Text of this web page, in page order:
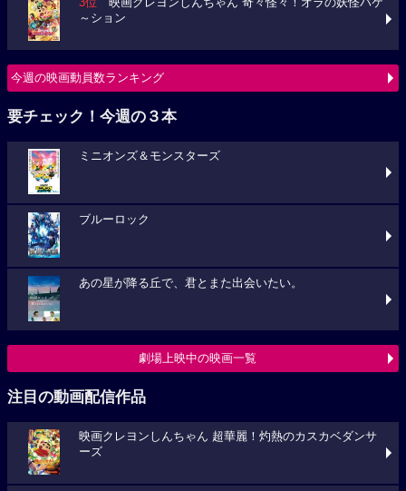
3位 映画クレヨンしんちゃん 奇々怪々！オラの妖怪バケ
～ション
今週の映画動員数ランキング
要チェック！今週の３本
ミニオンズ＆モンスターズ
ブルーロック
あの星が降る丘で、君とまた出会いたい。
劇場上映中の映画一覧
注目の動画配信作品
映画クレヨンしんちゃん 超華麗！灼熱のカスカベダンサ
ーズ